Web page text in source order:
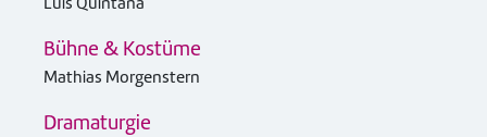
Bühne & Kostüme
Mathias Morgenstern
Dramaturgie